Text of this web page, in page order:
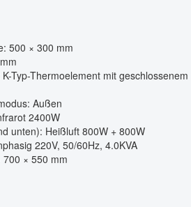
500 × 300 mm
Typ-Thermoelement mit geschlossenem
Außen
2400W
unten): Heißluft 800W + 800W
220V, 50/60Hz, 4.0KVA
× 550 mm